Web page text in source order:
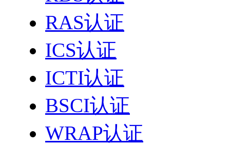
RAS认证
ICS认证
ICTI认证
BSCI认证
WRAP认证